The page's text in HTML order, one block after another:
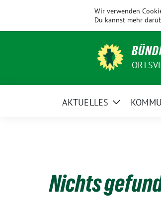
Inhalt
Allershausen
AKTUELLES
Zeige
Nichts
Wir verwenden
Du kannst mehr